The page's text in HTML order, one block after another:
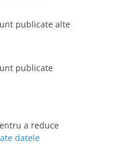
publicate alte
publicate
a reduce
datele